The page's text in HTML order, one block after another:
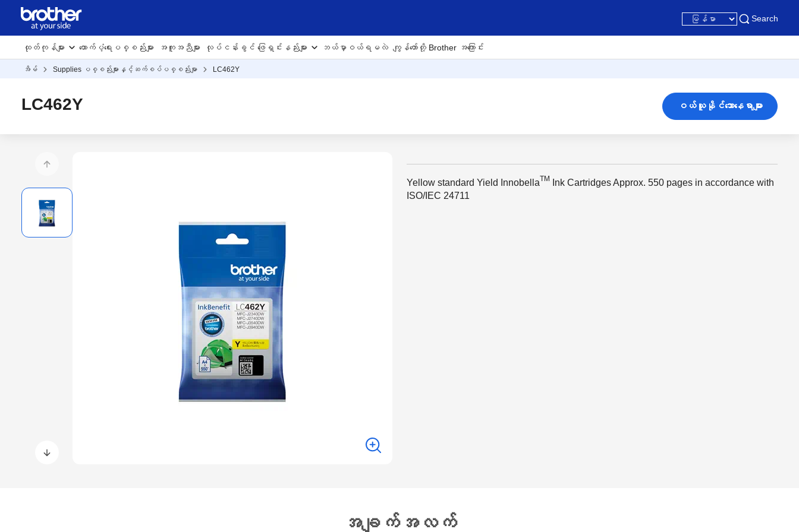
Search
ထုတ်ကုန်များ ထောက်ပံ့ရေးပစ္စည်းများ အကူအညီများ လုပ်ငန်းခွင် ဖြေရှင်းနည်းများ ဘယ်မှာဝယ်ရမလဲ ကျွန်တော်တို့ Brother အကြောင်း
အိမ် Supplies ပစ္စည်းများနှင့်ဆက်စပ်ပစ္စည်းမျာ LC462Y
LC462Y ဝယ်ယူနိုင်သောနေရာများ
Yellow standard Yield InnobellaTM
Ink Cartridges Approx. 550 pages in accordance with
ISO/IEC 24711
အချက်အလက်